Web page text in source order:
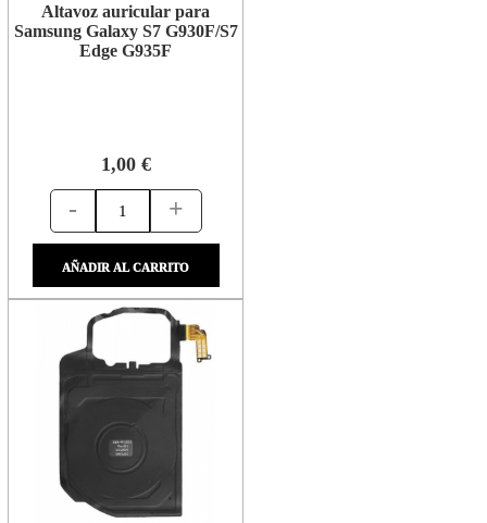
Altavoz auricular para
Samsung Galaxy S7 G930F/S7
Edge G935F
1,00 €
- +
AÑADIR AL CARRITO